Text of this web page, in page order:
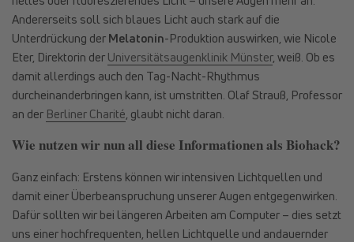
Andererseits soll sich blaues Licht auch stark auf die
Unterdrückung der Melatonin-Produktion auswirken, wie Nicole
Eter, Direktorin der Universitätsaugenklinik Münster, weiß. Ob es
damit allerdings auch den Tag-Nacht-Rhythmus
durcheinanderbringen kann, ist umstritten. Olaf Strauß, Professor
an der Berliner Charité, glaubt nicht daran.
Wie nutzen wir nun all diese Informationen als Biohack?
Ganz einfach: Erstens können wir intensiven Lichtquellen und
damit einer Überbeanspruchung unserer Augen entgegenwirken.
Dafür sollten wir bei längeren Arbeiten am Computer – dies setzt
uns einer hochfrequenten, hellen Lichtquelle und andauernder